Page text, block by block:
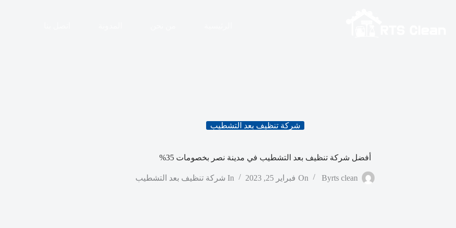
شركة تنظيف بعد التشطيب
أفضل شركة تنظيف بعد التشطيب في مدينة نصر بخصومات 35%
Byrts clean
On فبراير 25, 2023 In شركة تنظيف بعد التشطيب